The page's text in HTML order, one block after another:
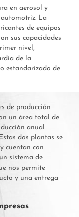
en aerosol y
La
de equipos
sus capacidades
nivel,
de la
estandarizado de
de producción
un área total de
anual
dos plantas se
cuentan con
sistema de
nos permite
y una entrega